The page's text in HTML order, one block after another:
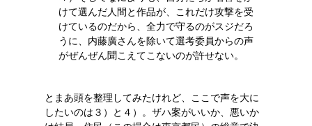
けて選んだ人間と作品が、これだけ攻撃を受
けているのだから、全力で守るのがスジだろ
うに、内藤廣さんを除いて選考委員からの声
がぜんぜん聞こえてこないのが許せない。
とまあ頭を整理してみたけれど、ここで声を大に
したいのは３）と４）。ザハ案がいいか、悪いか